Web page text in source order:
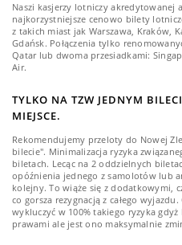
Naszi kasjerzy lotniczy akredytowanej
najkorzystniejsze cenowo bilety
z takich miast jak Warszawa, Kraków,
Gdańsk. Połączenia tylko
Qatar lub dwoma przesiadkami:
Air.
TYLKO NA TZW JEDNYM
MIEJSCE.
Rekomendujemy przeloty do Nowej
bilecie". Minimalizacja ryzyka
biletach. Lecąc na 2 oddzielnych
opóźnienia jednego z samolotów lub
kolejny. To wiąże się z dodatkowymi,
co gorsza rezygnacją z całego
wykluczyć w 100% takiego ryzyka
prawami ale jest ono maksymalnie